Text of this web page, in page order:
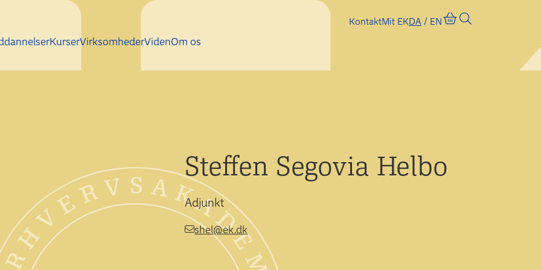
Gå direkte til indhold
KurserVirksomhederVidenOm os
KontaktMit EKDA EN
Steffen Segovia Helbo
Adjunkt
shel@ek.dk